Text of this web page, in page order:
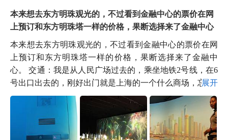
本来想去东方明珠观光的，不过看到金融中心的票价在网
上预订和东方明珠塔一样的价格，果断选择来了金融中心
本来想去东方明珠观光的，不过看到金融中心的票价在网
上预订和东方明珠塔一样的价格，果断选择来了金融中
心。 交通：我是从人民广场过去的，乘坐地铁2号线，在6
号出口出去的，刚好出门就是上海的一个什么商场，忘...
展开